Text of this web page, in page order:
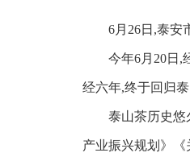
6月26日,泰安
今年6月20日,经
经六年,终于回归泰
泰山茶历史悠久,
产业振兴规划》